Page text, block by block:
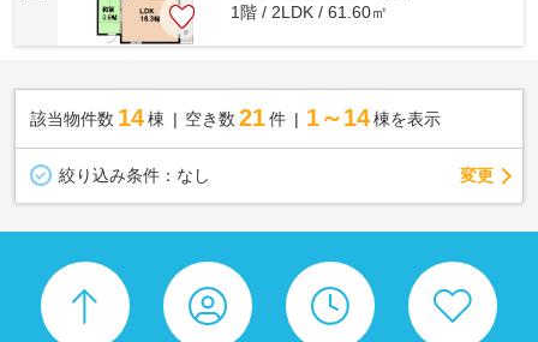
1階 / 2LDK / 61.60㎡
該当物件数 14棟 空き数 21 件 1～14 棟を表示
絞り込み条件： なし 変更